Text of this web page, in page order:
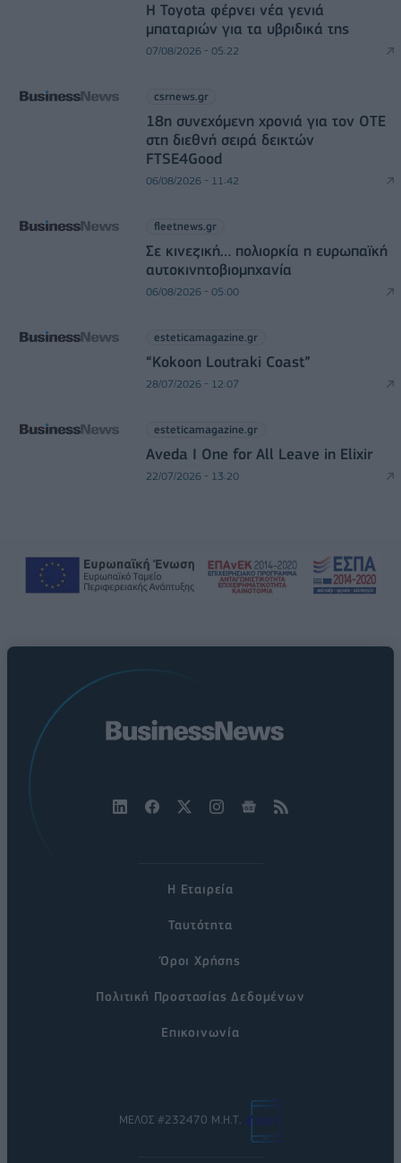
Η Toyota φέρνει νέα γενιά
μπαταριών για τα υβριδικά της
07/08/2026 - 05:22
csrnews.gr
18η συνεχόμενη χρονιά για τον ΟΤΕ
στη διεθνή σειρά δεικτών
FTSE4Good
06/08/2026 - 11:42
fleetnews.gr
Σε κινεζική… πολιορκία η ευρωπαϊκή
αυτοκινητοβιομηχανία
06/08/2026 - 05:00
esteticamagazine.gr
“Kokoon Loutraki Coast”
28/07/2026 - 12:07
esteticamagazine.gr
Aveda I One for All Leave in Elixir
22/07/2026 - 13:20
Η Εταιρεία
Ταυτότητα
Όροι Χρήσης
Πολιτική Προστασίας Δεδομένων
Επικοινωνία
ΜΕΛΟΣ #232470 Μ.Η.Τ.